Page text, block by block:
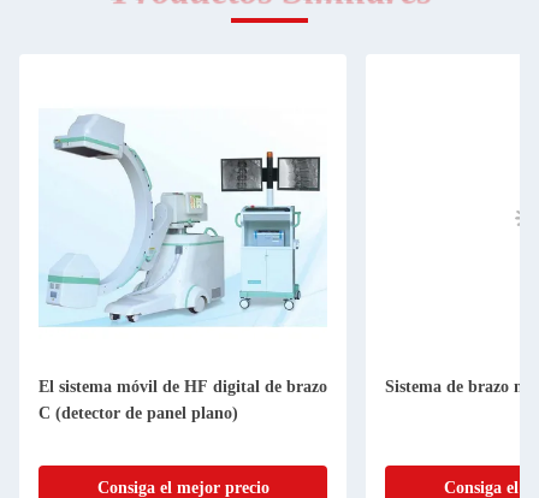
El sistema móvil de HF digital de brazo
C (detector de panel plano)
Consiga el mejor precio
Sistema de brazo
Consiga el